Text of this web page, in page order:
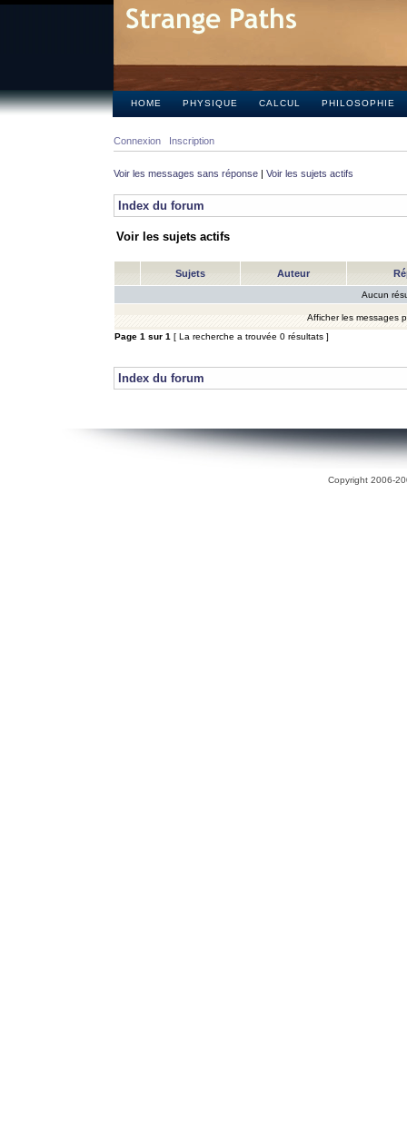
HOME PHYSIQUE CALCUL PHILOSOPHIE
Connexion Inscription
Voir les messages sans réponse | Voir les sujets actifs
Index du forum
Voir les sujets actifs
Sujets Auteur
Aucun
Afficher les messages
Page 1 sur 1 [ La recherche a trouvée 0 résultats ]
Index du forum
Copyright 2006-